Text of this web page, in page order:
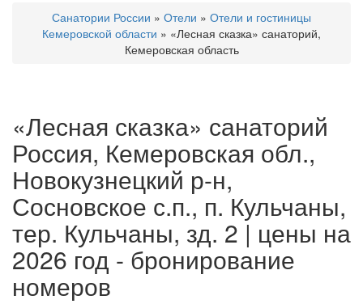
Санатории России » Отели » Отели и гостиницы
Кемеровской области » «Лесная сказка» санаторий,
Кемеровская область
«Лесная сказка» санаторий
Россия, Кемеровская обл.,
Новокузнецкий р-н,
Сосновское с.п., п. Кульчаны,
тер. Кульчаны, зд. 2 | цены на
2026 год - бронирование
номеров